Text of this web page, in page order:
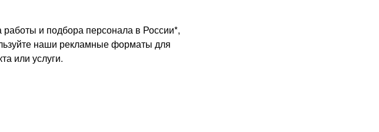
и подбора персонала в России*,
наши рекламные форматы для
или услуги.